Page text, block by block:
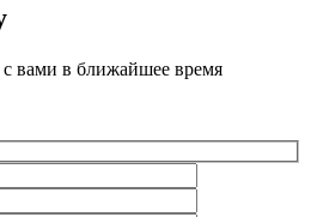
вами в ближайшее время